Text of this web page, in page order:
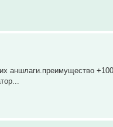
аншлаги.преимущество